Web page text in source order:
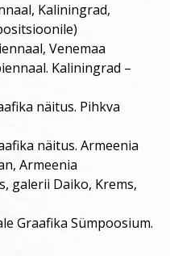
Kaliningrad,
Venemaa
Kaliningrad –
näitus. Pihkva
näitus. Armeenia
Armeenia
galerii Daiko, Krems,
Graafika Sümpoosium.